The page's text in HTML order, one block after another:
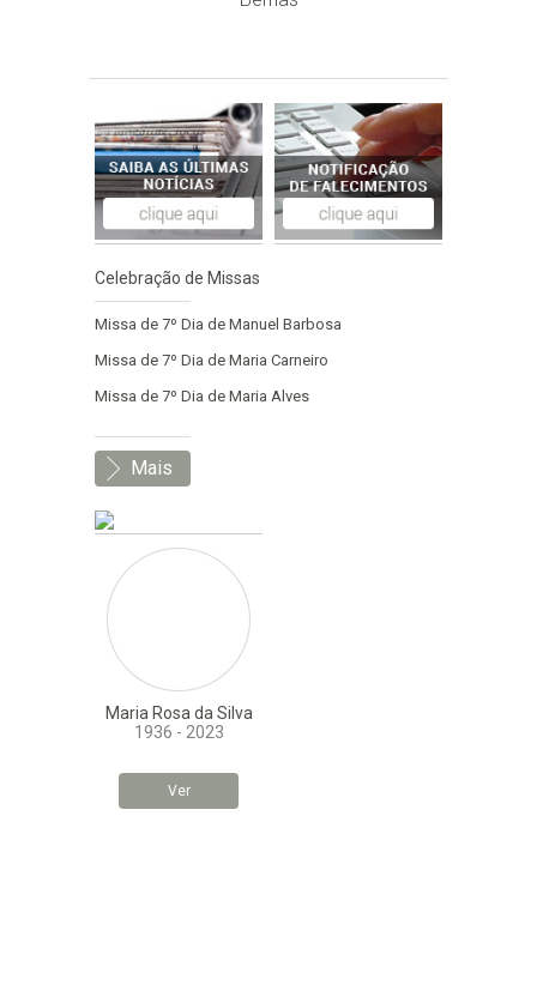
Celebração de Missas
Missa de 7º Dia de Manuel Barbosa
Missa de 7º Dia de Maria Carneiro
Missa de 7º Dia de Maria Alves
Mais
Maria Rosa da Silva
1936 - 2023
Ver